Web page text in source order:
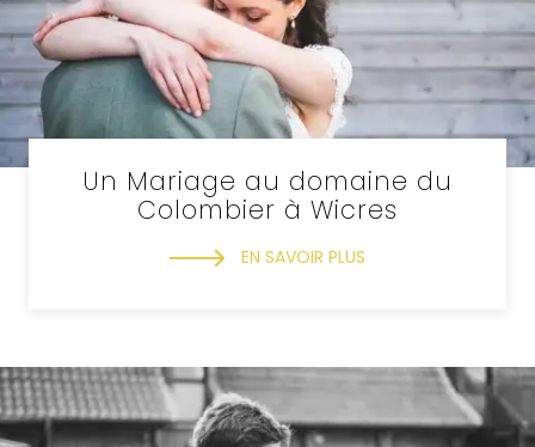
Un Mariage au domaine du
Colombier à Wicres
EN SAVOIR PLUS